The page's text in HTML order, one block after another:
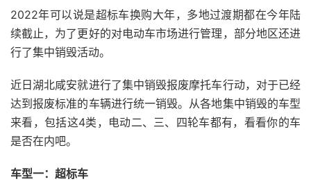
2022年可以说是超标车换购大年，多地过渡期都在今年陆
续截止，为了更好的对电动车市场进行管理，部分地区还进
行了集中销毁活动。
近日湖北咸安就进行了集中销毁报废摩托车行动，对于已经
达到报废标准的车辆进行统一销毁。从各地集中销毁的车型
来看，包括这4类，电动二、三、四轮车都有，看看你的车
是否在内吧。
车型一：超标车